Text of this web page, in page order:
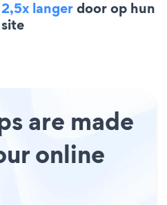
2,5x langerdoor op hun
site
are made
online